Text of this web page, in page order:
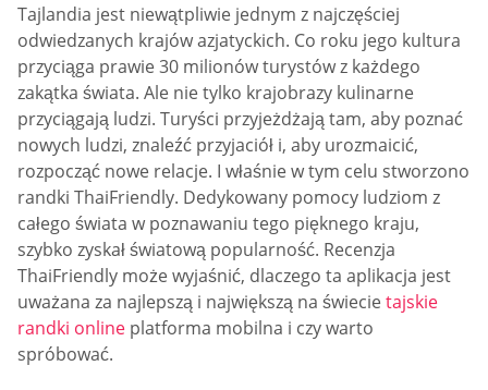
Tajlandia jest niewątpliwie jednym z najczęściej
odwiedzanych krajów azjatyckich. Co roku jego kultura
przyciąga prawie 30 milionów turystów z każdego
zakątka świata. Ale nie tylko krajobrazy kulinarne
przyciągają ludzi. Turyści przyjeżdżają tam, aby poznać
nowych ludzi, znaleźć przyjaciół i, aby urozmaicić,
rozpocząć nowe relacje. I właśnie w tym celu stworzono
randki ThaiFriendly. Dedykowany pomocy ludziom z
całego świata w poznawaniu tego pięknego kraju,
szybko zyskał światową popularność. Recenzja
ThaiFriendly może wyjaśnić, dlaczego ta aplikacja jest
uważana za najlepszą i największą na świecietajskie
randki online platforma mobilna i czy warto
spróbować.